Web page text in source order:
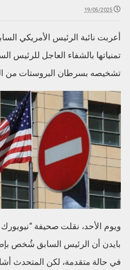
19/05/2025
أعربت نائبة الرئيس الأمريكي
تمنياتها بالشفاء العاجل للرئيس
تشخيصه بسرطان البروستات من
ويوم الأحد، نقلت صحيفة
بايدن أن الرئيس السابق شُخص
في حالة متقدمة، لكن المتحدث